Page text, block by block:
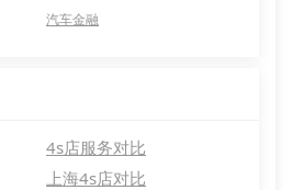
汽车金融
4s店服务对比
上海4s店对比